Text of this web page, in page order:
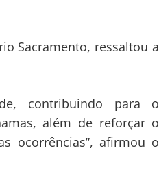
Sacramento, ressaltou a
contribuindo para o
além de reforçar o
ocorrências”, afirmou o